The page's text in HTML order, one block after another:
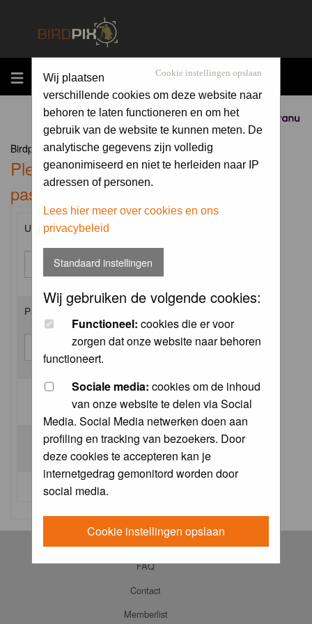
MENU
Sponsored by
Cookie instellingen opslaan
Wij plaatsen
verschillende cookies om deze website naar
behoren te laten functioneren en om het
gebruik van de website te kunnen meten. De
analytische gegevens zijn volledig
geanonimiseerd en niet te herleiden naar IP
adressen of personen.
Lees hier meer over cookies en ons
privacybeleid
Standaard instellingen
Wij gebruiken de volgende cookies:
Functioneel: cookies die er voor
zorgen dat onze website naar behoren
functioneert.
Sociale media: cookies om de inhoud
van onze website te delen via Social
Media. Social Media netwerken doen aan
profiling en tracking van bezoekers. Door
deze cookies te accepteren kan je
internetgedrag gemonitord worden door
social media.
Cookie instellingen opslaan
Birdpix.nl Forum Index
Please enter your username and
password to log in.
Username:
Password:
Log me on automatically each visit:
I forgot my password
FAQ
Contact
Memberlist